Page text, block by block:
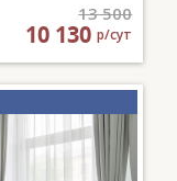
13 500
10 130р/сут